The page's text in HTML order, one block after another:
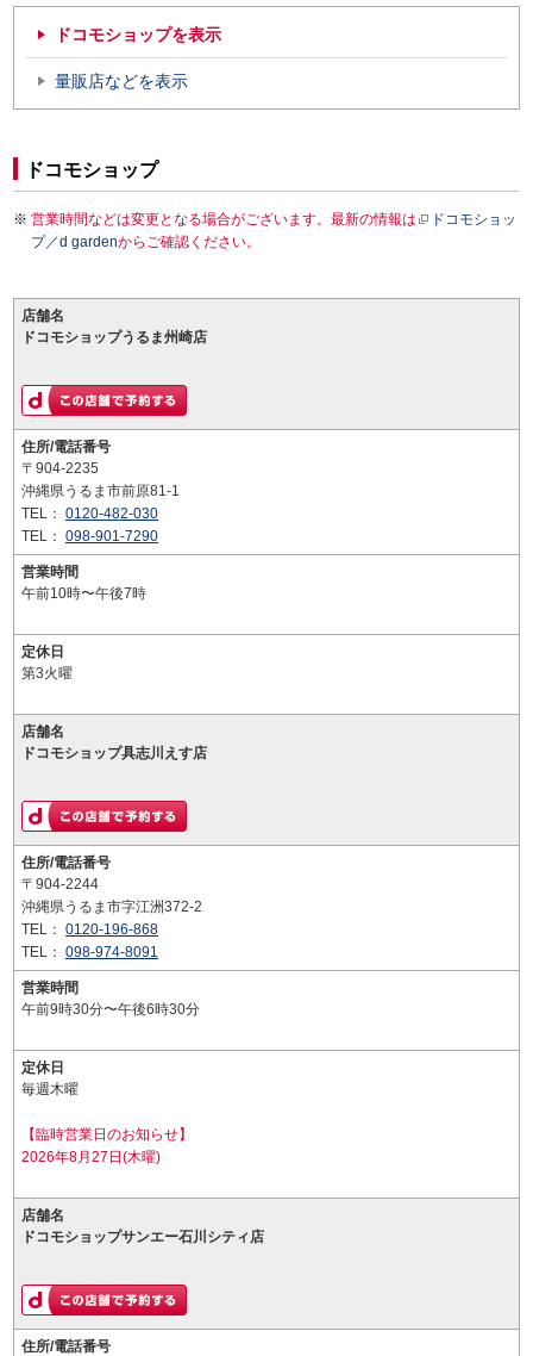
ドコモショップを表示
量販店などを表示
ドコモショップ
営業時間などは変更となる場合がございます。最新の情報は
ドコモショッ
プ／d gardenからご確認ください。
店舗名
ドコモショップうるま州崎店
住所/電話番号
〒904-2235
沖縄県うるま市前原81-1
TEL： 0120-482-030
TEL： 098-901-7290
営業時間
午前10時〜午後7時
定休日
第3火曜
店舗名
ドコモショップ具志川えす店
住所/電話番号
〒904-2244
沖縄県うるま市字江洲372-2
TEL： 0120-196-868
TEL： 098-974-8091
営業時間
午前9時30分〜午後6時30分
定休日
毎週木曜
【臨時営業日のお知らせ】
2026年8月27日(木曜)
店舗名
ドコモショップサンエー石川シティ店
住所/電話番号